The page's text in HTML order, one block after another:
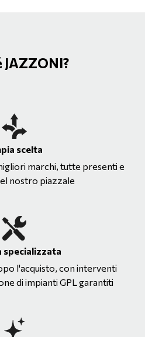
JAZZONI?
scelta
marchi, tutte presenti e
nostro piazzale
specializzata
l'acquisto, con interventi
di impianti GPL garantiti